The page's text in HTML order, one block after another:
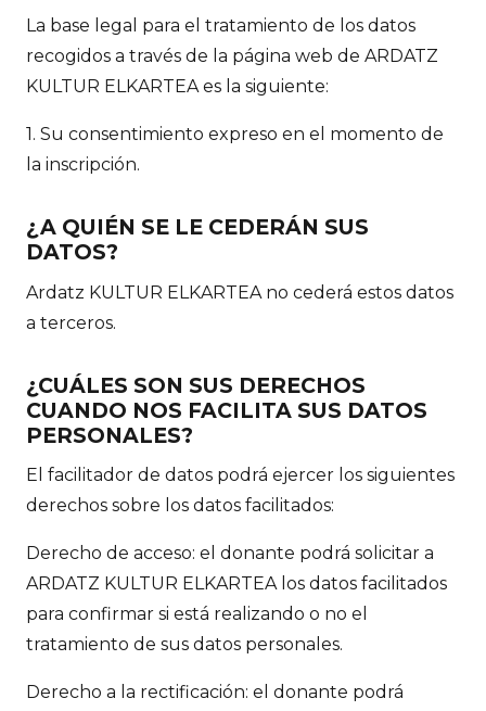
La base legal para el tratamiento de los datos
recogidos a través de la página web de ARDATZ
KULTUR ELKARTEA es la siguiente:
1. Su consentimiento expreso en el momento de
la inscripción.
¿A QUIÉN SE LE CEDERÁN SUS
DATOS?
Ardatz KULTUR ELKARTEA no cederá estos datos
a terceros.
¿CUÁLES SON SUS DERECHOS
CUANDO NOS FACILITA SUS DATOS
PERSONALES?
El facilitador de datos podrá ejercer los siguientes
derechos sobre los datos facilitados:
Derecho de acceso: el donante podrá solicitar a
ARDATZ KULTUR ELKARTEA los datos facilitados
para confirmar si está realizando o no el
tratamiento de sus datos personales.
Derecho a la rectificación: el donante podrá